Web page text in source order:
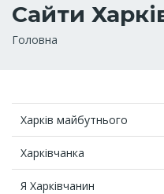
Сайти
Рядок
Головна
Харків майбутнього
Харківчанка
Я Харківчанин